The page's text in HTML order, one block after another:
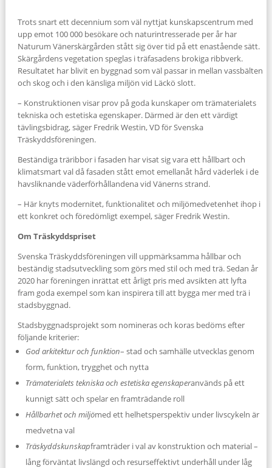
Trots snart ett decennium som väl nyttjat kunskapscentrum med
upp emot 100 000 besökare och naturintresserade per år har
Naturum Vänerskärgården stått sig över tid på ett enastående sätt.
Skärgårdens vegetation speglas i träfasadens brokiga ribbverk.
Resultatet har blivit en byggnad som väl passar in mellan vassbälten
och skog och i den känsliga miljön vid Läckö slott.
– Konstruktionen visar prov på goda kunskaper om trämaterialets
tekniska och estetiska egenskaper. Därmed är den ett värdigt
tävlingsbidrag, säger Fredrik Westin, VD för Svenska
Träskyddsföreningen.
Beständiga träribbor i fasaden har visat sig vara ett hållbart och
klimatsmart val då fasaden stått emot emellanåt hård väderlek i de
havsliknande väderförhållandena vid Vänerns strand.
– Här knyts modernitet, funktionalitet och miljömedvetenhet ihop i
ett konkret och föredömligt exempel, säger Fredrik Westin.
Om Träskyddspriset
Svenska Träskyddsföreningen vill uppmärksamma hållbar och
beständig stadsutveckling som görs med stil och med trä. Sedan år
2020 har föreningen inrättat ett årligt pris med avsikten att lyfta
fram goda exempel som kan inspirera till att bygga mer med trä i
stadsbyggnad.
Stadsbyggnadsprojekt som nomineras och koras bedöms efter
följande kriterier:
God arkitektur och funktion– stad och samhälle utvecklas genom
form, funktion, trygghet och nytta
Trämaterialets tekniska och estetiska egenskaperanvänds på ett
kunnigt sätt och spelar en framträdande roll
Hållbarhet och miljömed ett helhetsperspektiv under livscykeln är
medvetna val
Träskyddskunskapframträder i val av konstruktion och material –
lång förväntat livslängd och resurseffektivt underhåll under låg